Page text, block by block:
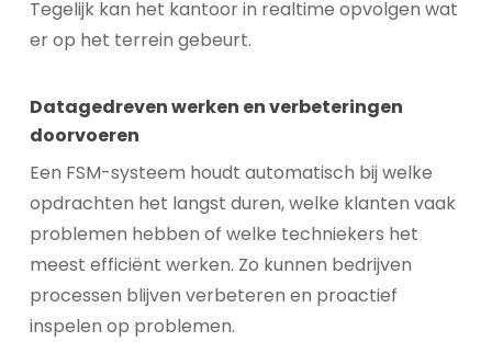
Tegelijk kan het kantoor in realtime opvolgen wat
er op het terrein gebeurt.
Datagedreven werken en verbeteringen
doorvoeren
Een FSM-systeem houdt automatisch bij welke
opdrachten het langst duren, welke klanten vaak
problemen hebben of welke techniekers het
meest efficiënt werken. Zo kunnen bedrijven
processen blijven verbeteren en proactief
inspelen op problemen.